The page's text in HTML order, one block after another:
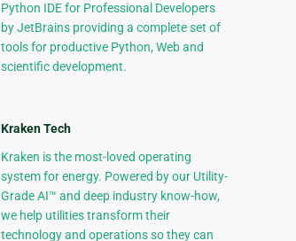
Python IDE for Professional Developers
by JetBrains providing a complete set of
tools for productive Python, Web and
scientific development.
Kraken Tech
Kraken is the most-loved operating
system for energy. Powered by our Utility-
Grade AI™ and deep industry know-how,
we help utilities transform their
technology and operations so they can